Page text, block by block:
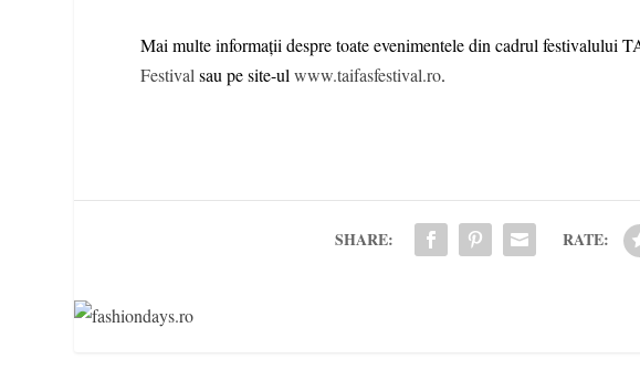
Mai multe informații despre toate evenimentele din cadrul festivalului
Festivalsau pe site-ulwww.taifasfestival.ro.
SHARE: RATE: